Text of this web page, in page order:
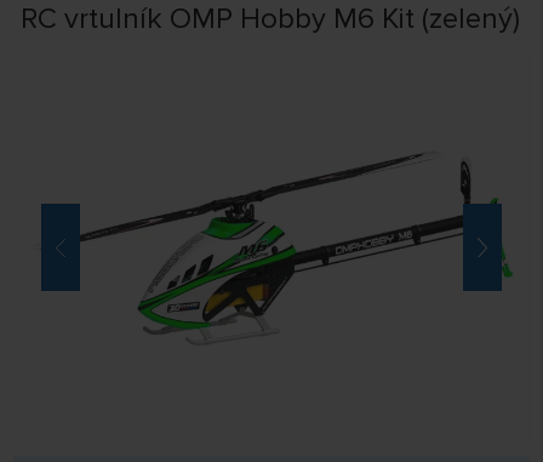
RC vrtulník OMP Hobby M6 Kit (zelený)